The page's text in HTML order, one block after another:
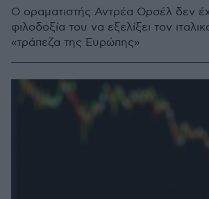
Ο οραματιστής Αντρέα Ορσέλ δεν
φιλοδοξία του να εξελίξει τον
«τράπεζα της Ευρώπης»